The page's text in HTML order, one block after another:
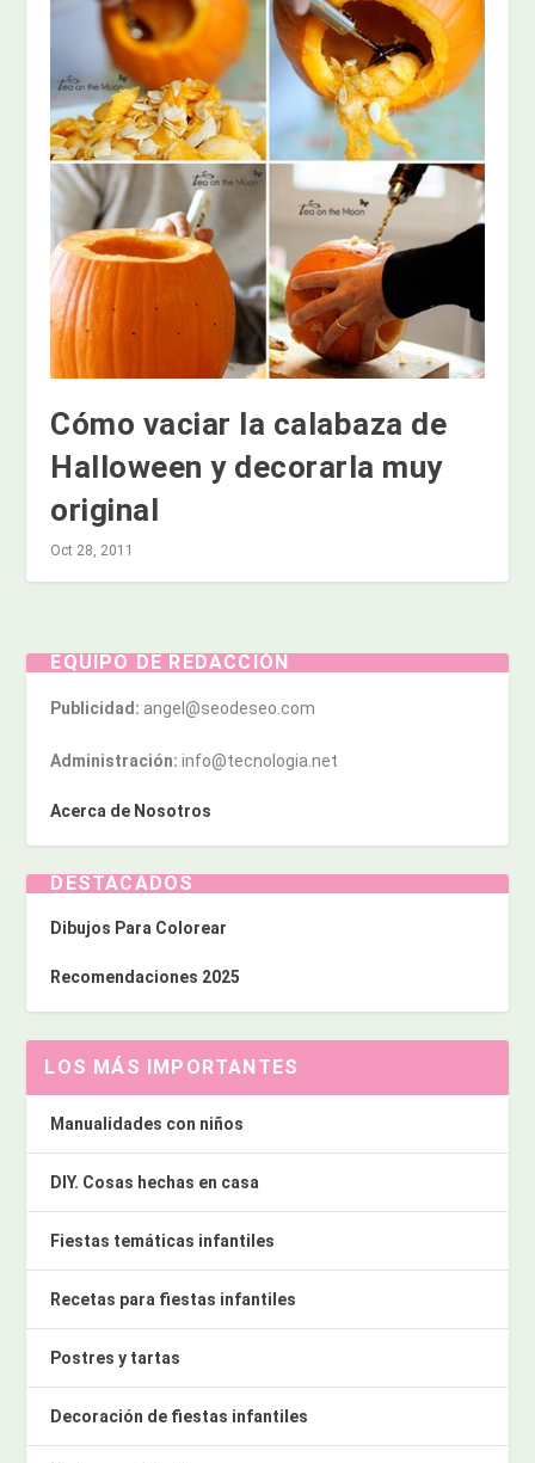
Cómo vaciar la calabaza de
Halloween y decorarla muy
original
Oct 28, 2011
EQUIPO DE REDACCIÓN
Publicidad: angel@seodeseo.com
Administración: info@tecnologia.net
Acerca de Nosotros
DESTACADOS
Dibujos Para Colorear
Recomendaciones 2025
LOS MÁS IMPORTANTES
Manualidades con niños
DIY. Cosas hechas en casa
Fiestas temáticas infantiles
Recetas para fiestas infantiles
Postres y tartas
Decoración de fiestas infantiles